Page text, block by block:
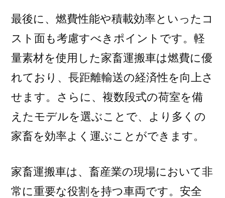
最後に、燃費性能や積載効率といったコ
スト面も考慮すべきポイントです。軽
量素材を使用した家畜運搬車は燃費に優
れており、長距離輸送の経済性を向上さ
せます。さらに、複数段式の荷室を備
えたモデルを選ぶことで、より多くの
家畜を効率よく運ぶことができます。
家畜運搬車は、畜産業の現場において非
常に重要な役割を持つ車両です。安全